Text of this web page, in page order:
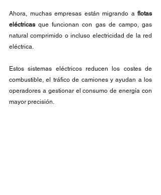
Ahora, muchas empresas están migrando a flotas
eléctricas que funcionan con gas de campo, gas
natural comprimido o incluso electricidad de la red
eléctrica.
Estos sistemas eléctricos reducen los costes de
combustible, el tráfico de camiones y ayudan a los
operadores a gestionar el consumo de energía con
mayor precisión.